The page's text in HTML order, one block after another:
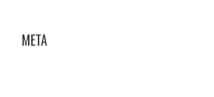
META